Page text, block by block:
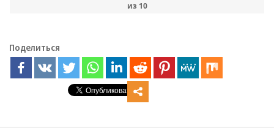
из 10
Поделиться